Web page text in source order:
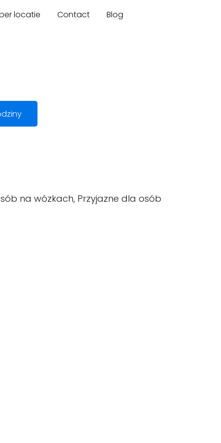
locatie Contact Blog
na wózkach, Przyjazne dla osób